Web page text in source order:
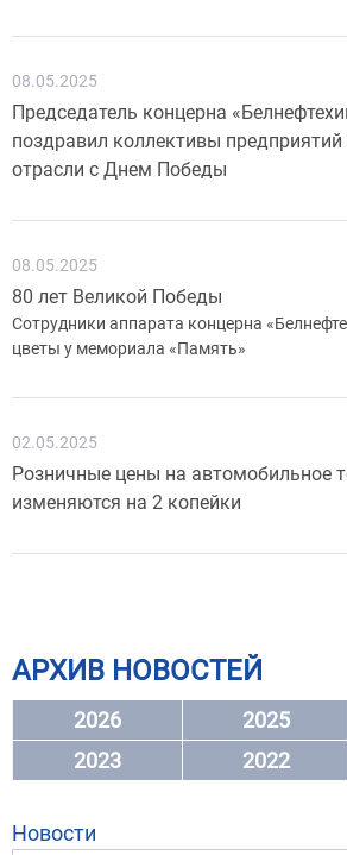
08.05.2025
Председатель концерна
поздравил коллективы
отрасли с Днем Победы
08.05.2025
80 лет Великой Победы
Сотрудники аппарата концерна
цветы у мемориала «Память»
02.05.2025
Розничные цены на автомобильное
изменяются на 2 копейки
АРХИВ НОВОСТЕЙ
2026 2025
2023
2022
Новости